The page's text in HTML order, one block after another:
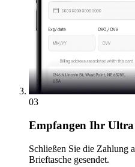
03
Empfangen Ihr Ultra
Schließen Sie die Zahlung
Brieftasche gesendet.